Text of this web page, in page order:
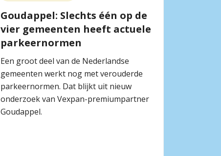
Goudappel: Slechts één op de
vier gemeenten heeft actuele
parkeernormen
Een groot deel van de Nederlandse
gemeenten werkt nog met verouderde
parkeernormen. Dat blijkt uit nieuw
onderzoek van Vexpan-premiumpartner
Goudappel.